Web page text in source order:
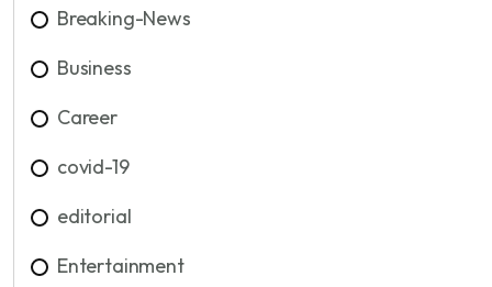
Breaking-News
Business
Career
covid-19
editorial
Entertainment